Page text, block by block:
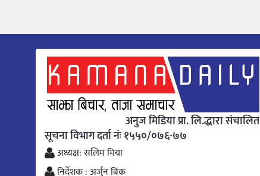
अनुज मिडिया प्रा. लि.द्धारा संचालित
सूचना विभाग दर्ता नंः १५५०/०७६-७७
अध्यक्ष: सलिम मिया
निर्देशक : अर्जुन बिक